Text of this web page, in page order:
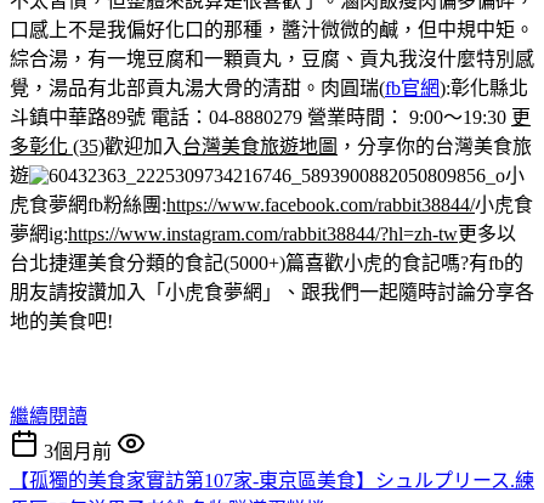
口感上不是我偏好化口的那種，醬汁微微的鹹，但中規中矩。
綜合湯，有一塊豆腐和一顆貢丸，豆腐、貢丸我沒什麼特別感
覺，湯品有北部貢丸湯大骨的清甜。 肉圓瑞(fb官網):彰化縣北
斗鎮中華路89號 電話：04-8880279 營業時間： 9:00～19:30 更
多彰化 (35)歡迎加入 台灣美食旅遊地圖 ，分享你的台灣美食旅
遊
小
虎食夢網fb粉絲團:https://www.facebook.com/rabbit38844/小虎食
夢網ig:https://www.instagram.com/rabbit38844/?hl=zh-tw更多以
台北捷運美食分類的食記(5000+)篇喜歡小虎的食記嗎?有fb的
朋友請按讚加入「小虎食夢網」、跟我們一起隨時討論分享各
地的美食吧!
繼續閱讀
3個月前
【孤獨的美食家實訪第107家-東京區美食】シュルプリース.練